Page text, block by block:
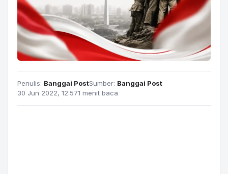
Penulis: Banggai PostSumber: Banggai Post
30 Jun 2022, 12:571 menit baca